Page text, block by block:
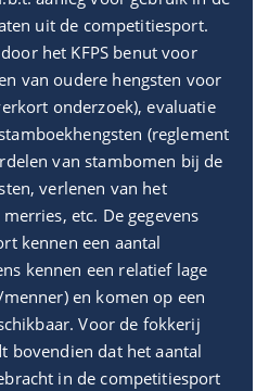
uit de competitiesport.
het KFPS benut voor
van oudere hengsten voor
onderzoek), evaluatie
(reglement
van stambomen bij de
verlenen van het
etc. De gegevens
kennen een aantal
kennen een relatief lage
en komen op een
Voor de fokkerij
bovendien dat het aantal
in de competitiesport